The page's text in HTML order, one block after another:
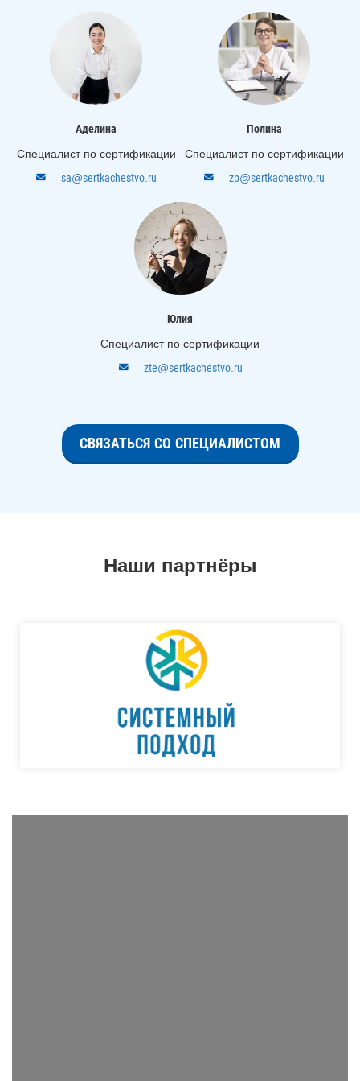
Аделина
Специалист по сертификации
sa@sertkachestvo.ru
Полина
Специалист по сертификации
zp@sertkachestvo.ru
Юлия
Специалист по сертификации
zte@sertkachestvo.ru
СВЯЗАТЬСЯ СО СПЕЦИАЛИСТОМ
Наши партнёры